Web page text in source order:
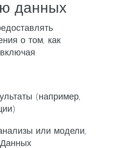
данных
о том, как
(например,
или модели,